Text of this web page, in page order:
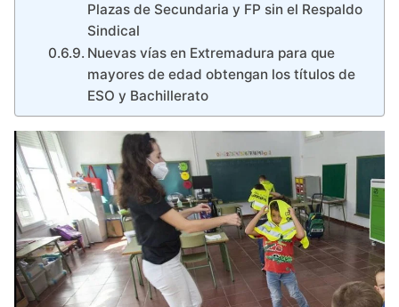
Plazas de Secundaria y FP sin el Respaldo
Sindical
Nuevas vías en Extremadura para que
mayores de edad obtengan los títulos de
ESO y Bachillerato